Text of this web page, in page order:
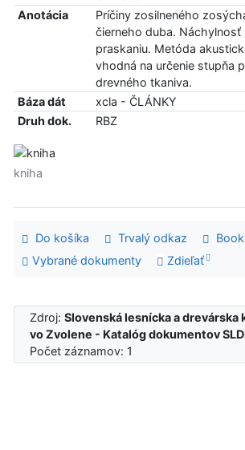
Anotácia
Príčiny zosilneného
čierneho duba.
praskaniu. Metóda
vhodná na určenie stupňa
drevného tkaniva.
Báza dát
xcla - ČLÁNKY
Druh dok.
RBZ
kniha
Do košíka Trvalý odkaz
Vybrané dokumenty
Zdieľať
Zdroj:Slovenská lesnícka a drevárska
vo Zvolene - Katalóg dokumentov
Počet záznamov: 1